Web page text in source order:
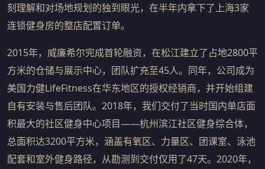
刻理解和对场地规划的独到眼光，在半年内拿下了上海3家
连锁健身房的整店配置订单。
2015年，威廉希尔完成首轮融资，在松江建立了占地2800平
方米的仓储与展示中心，团队扩充至45人。同年，公司成为
美国力健LifeFitness在华东地区的授权经销商，并开始组建
自有安装与售后团队。2018年，我们交付了当时国内单店面
积最大的社区健身中心项目——杭州滨江社区健身综合体，
总面积达3200平方米，涵盖有氧区、力量区、团课室、泳池
配套和室外健身路径，从勘测到交付仅用了47天。2020年，